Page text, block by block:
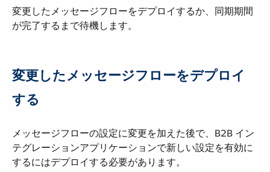
変更したメッセージフローをデプロイするか、同期期間
が完了するまで待機します。
変更したメッセージフローをデプロイ
する
メッセージフローの設定に変更を加えた後で、B2B イン
テグレーションアプリケーションで新しい設定を有効に
するにはデプロイする必要があります。